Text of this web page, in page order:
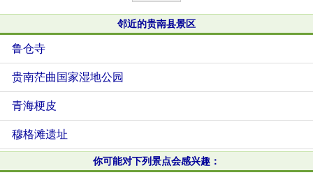
邻近的贵南县景区
鲁仓寺
贵南茫曲国家湿地公园
青海梗皮
穆格滩遗址
你可能对下列景点会感兴趣：